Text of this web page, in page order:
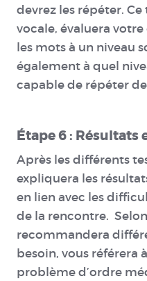
devrez les répéter.
vocale, évaluera
les mots à un niveau
également à quel
capable de répéter
Étape 6 :
Après les différents
expliquera les
en lien avec les
de la rencontre.
recommandera
besoin, vous référera
problème d’ordre